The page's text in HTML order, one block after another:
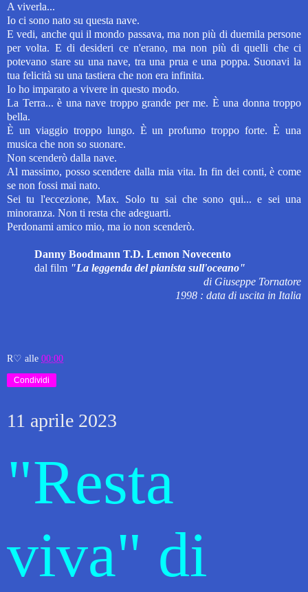
A viverla...
Io ci sono nato su questa nave.
E vedi, anche qui il mondo passava, ma non più di duemila persone
per volta. E di desideri ce n'erano, ma non più di quelli che ci
potevano stare su una nave, tra una prua e una poppa. Suonavi la
tua felicità su una tastiera che non era infinita.
Io ho imparato a vivere in questo modo.
La Terra... è una nave troppo grande per me. È una donna troppo
bella.
È un viaggio troppo lungo. È un profumo troppo forte. È una
musica che non so suonare.
Non scenderò dalla nave.
Al massimo, posso scendere dalla mia vita. In fin dei conti, è come
se non fossi mai nato.
Sei tu l'eccezione, Max. Solo tu sai che sono qui... e sei una
minoranza. Non ti resta che adeguarti.
Perdonami amico mio, ma io non scenderò.
Danny Boodmann T.D. Lemon Novecento
dal film "La leggenda del pianista sull'oceano"
di Giuseppe Tornatore
1998 : data di uscita in Italia
R♡ alle 00:00
Condividi
11 aprile 2023
"Resta
viva" di